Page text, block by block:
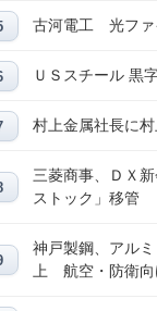
古河電工 光ファ
ＵＳスチール
村上金属社長に
三菱商事、ＤＸ
ストック」移管
神戸製鋼、アル
上 航空・防衛向